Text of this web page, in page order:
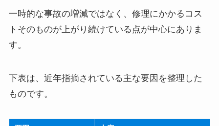
一時的な事故の増減ではなく、修理にかかるコス
トそのものが上がり続けている点が中心にありま
す。
下表は、近年指摘されている主な要因を整理した
ものです。